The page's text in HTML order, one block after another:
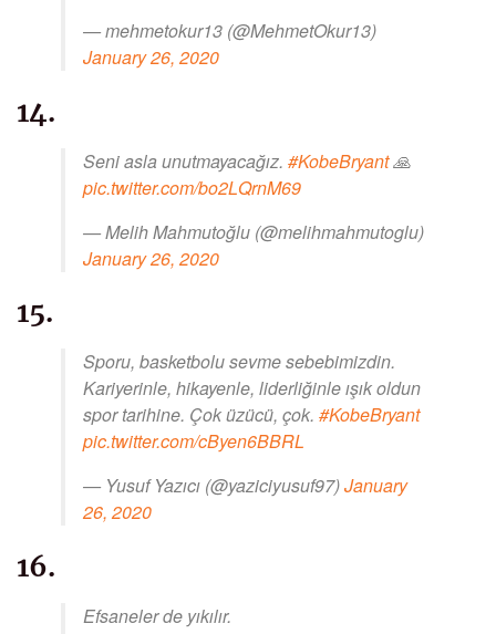
— mehmetokur13 (@MehmetOkur13)
January 26, 2020
14.
Seni asla unutmayacağız. #KobeBryant🙏
pic.twitter.com/bo2LQrnM69
— Melih Mahmutoğlu (@melihmahmutoglu)
January 26, 2020
15.
Sporu, basketbolu sevme sebebimizdin.
Kariyerinle, hikayenle, liderliğinle ışık oldun
spor tarihine. Çok üzücü, çok. #KobeBryant
pic.twitter.com/cByen6BBRL
— Yusuf Yazıcı (@yaziciyusuf97)January
26, 2020
16.
Efsaneler de yıkılır.